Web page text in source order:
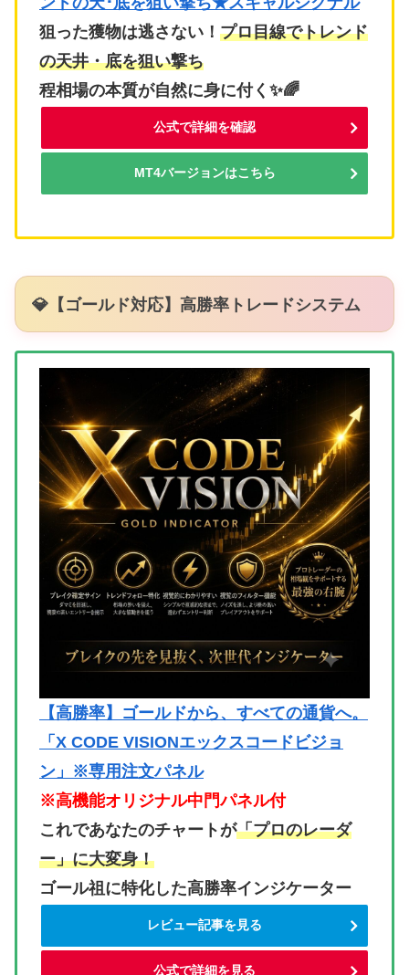
狙った獲物は逃さない！ プロ目線でトレンド
の天井・底を狙い撃ち
程相場の本質が自然に身に付く✨🌈
公式で詳細を確認
MT4バージョンはこちら
💎【ゴールド対応】高勝率トレードシステム
【高勝率】ゴールドから、すべての通貨へ。
「X CODE VISIONエックスコードビジョ
ン」※専用注文パネル
※高機能オリジナル中門パネル付
これであなたのチャートが「プロのレーダ
ー」に大変身！
ゴール祖に特化した高勝率インジケーター
レビュー記事を見る
公式で詳細を見る